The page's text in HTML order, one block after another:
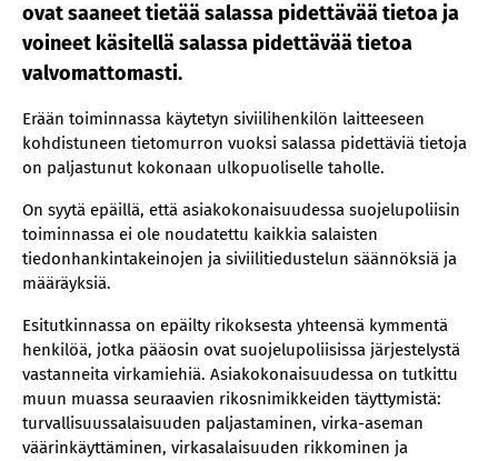
ovat saaneet tietää salassa pidettävää tietoa ja
voineet käsitellä salassa pidettävää tietoa
valvomattomasti.
Erään toiminnassa käytetyn siviilihenkilön laitteeseen
kohdistuneen tietomurron vuoksi salassa pidettäviä tietoja
on paljastunut kokonaan ulkopuoliselle taholle.
On syytä epäillä, että asiakokonaisuudessa suojelupoliisin
toiminnassa ei ole noudatettu kaikkia salaisten
tiedonhankintakeinojen ja siviilitiedustelun säännöksiä ja
määräyksiä.
Esitutkinnassa on epäilty rikoksesta yhteensä kymmentä
henkilöä, jotka pääosin ovat suojelupoliisissa järjestelystä
vastanneita virkamiehiä. Asiakokonaisuudessa on tutkittu
muun muassa seuraavien rikosnimikkeiden täyttymistä:
turvallisuussalaisuuden paljastaminen, virka-aseman
väärinkäyttäminen, virkasalaisuuden rikkominen ja